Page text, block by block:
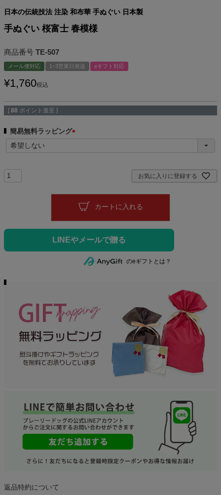
日本の伝統技法 注染 和布華 手ぬぐい 日本製
手ぬぐい 桜富士 春模様
商品番号 TE-507
メール便対応 1~3営業日発送 eギフト対応
¥1,760税込
[ 88 ポイント進呈 ]
簡易無料ラッピング
必
お気に入りに登録する
カートに入れる
のeギフトとは？
返品特約について